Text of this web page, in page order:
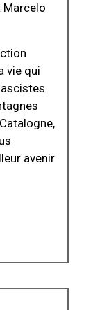
Marcelo
vie qui
avenir